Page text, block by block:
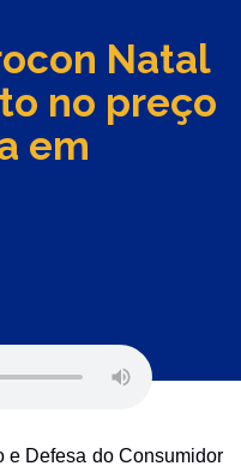
Natal
no preço
em
e Defesa do Consumidor